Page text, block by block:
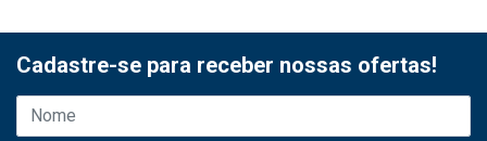
Cadastre-se para receber nossas ofertas!